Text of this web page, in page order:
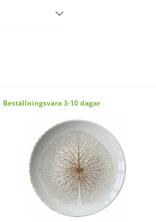
Beställningsvara 3-10 dagar